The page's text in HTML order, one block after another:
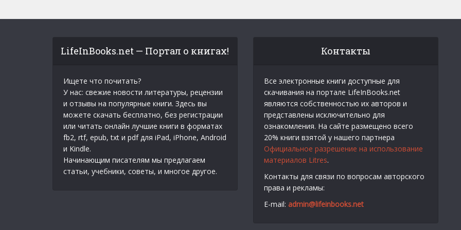
LifeInBooks.net — Портал о книгах!
Ищете что почитать?
У нас: свежие новости литературы, рецензии
и отзывы на популярные книги. Здесь вы
можете скачать бесплатно, без регистрации
или читать онлайн лучшие книги в форматах
fb2, rtf, epub, txt и pdf для iPad, iPhone, Android
и Kindle.
Начинающим писателям мы предлагаем
статьи, учебники, советы, и многое другое.
Контакты
Все электронные книги доступные для
скачивания на портале LifeInBooks.net
являются собственностью их авторов и
представлены исключительно для
ознакомления. На сайте размещено всего
20% книги взятой у нашего партнера
Официальное разрешение на использование
материалов Litres.
Контакты для связи по вопросам авторского
права и рекламы:
E-mail: admin@lifeinbooks.net